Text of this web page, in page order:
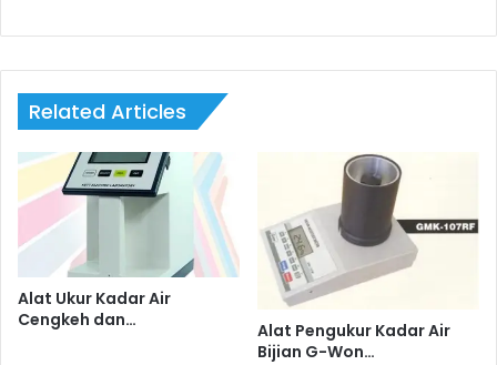
Related Articles
Alat Ukur Kadar Air
Cengkeh dan…
Alat Pengukur Kadar Air
Bijian G-Won…